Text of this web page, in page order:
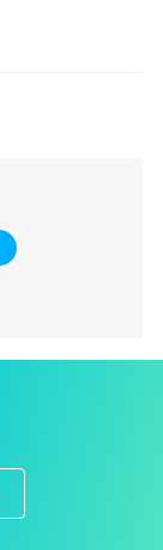
。